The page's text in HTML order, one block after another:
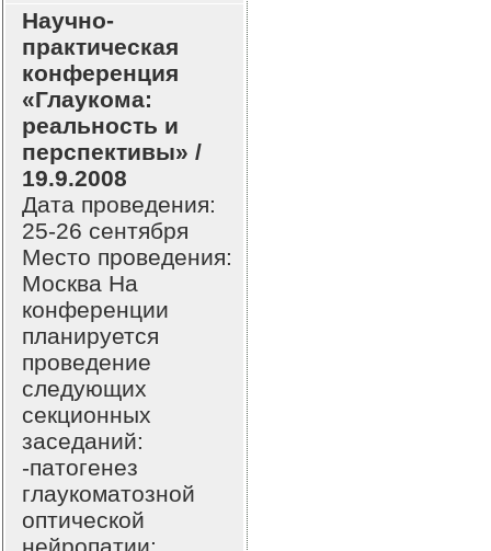
Научно-
практическая
конференция
«Глаукома:
реальность и
перспективы» /
19.9.2008
Дата проведения:
25-26 сентября
Место проведения:
Москва На
конференции
планируется
проведение
следующих
секционных
заседаний:
-патогенез
глаукоматозной
оптической